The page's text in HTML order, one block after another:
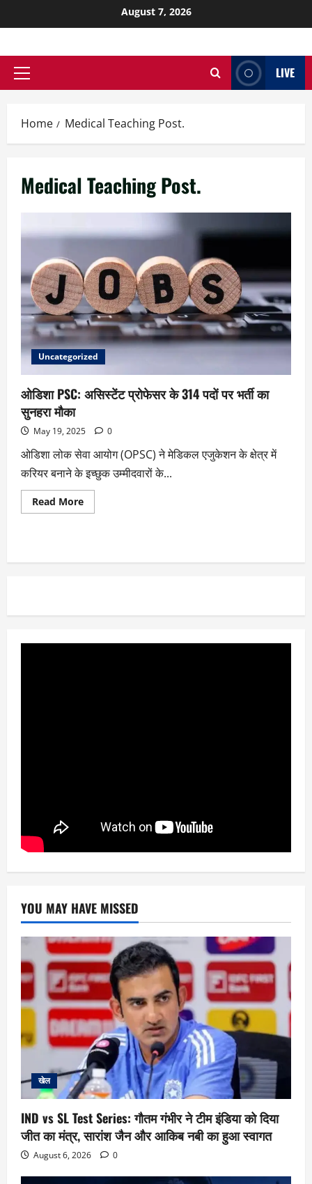
August 7, 2026
LIVE
Home Medical Teaching Post.
Medical Teaching Post.
Uncategorized
ओडिशा PSC: असिस्टेंट प्रोफेसर के 314 पदों पर भर्ती का
सुनहरा मौका
May 19, 2025 0
ओडिशा लोक सेवा आयोग (OPSC) ने मेडिकल एजुकेशन के क्षेत्र में
करियर बनाने के इच्छुक उम्मीदवारों के...
Read More
YOU MAY HAVE MISSED
खेल
IND vs SL Test Series: गौतम गंभीर ने टीम इंडिया को दिया
जीत का मंत्र, सारांश जैन और आकिब नबी का हुआ स्वागत
August 6, 2026 0